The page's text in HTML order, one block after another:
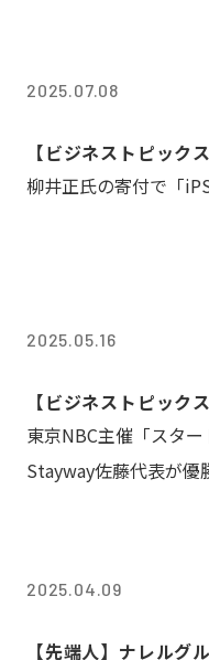
2025.07.08
【ビジネストピックス
柳井正氏の寄付で「
2025.05.16
【ビジネストピックス
東京NBC主催「スタ
Stayway佐藤代表が優
2025.04.09
【先端人】ナレル